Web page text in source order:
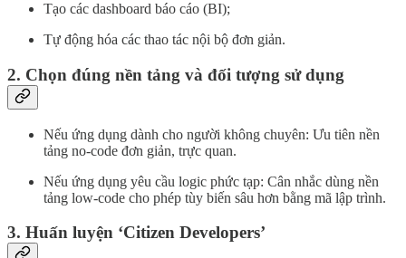
Tạo các dashboard báo cáo (BI);
Tự động hóa các thao tác nội bộ đơn giản.
2. Chọn đúng nền tảng và đối tượng sử dụng
Nếu ứng dụng dành cho người không chuyên: Ưu tiên nền
tảng no-code đơn giản, trực quan.
Nếu ứng dụng yêu cầu logic phức tạp: Cân nhắc dùng nền
tảng low-code cho phép tùy biến sâu hơn bằng mã lập trình.
3. Huấn luyện ‘Citizen Developers’